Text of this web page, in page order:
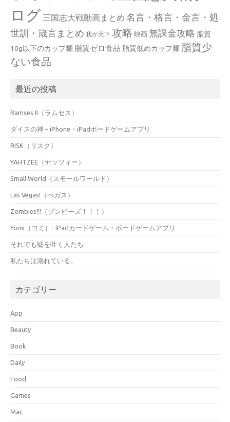
ログ 三国志大戦動画まとめ 名言・格言・金言・処
世訓・箴言まとめ 我が天下 攻略 映画 無課金攻略 脂質
10g以下のカップ麺 脂質ゼロ食品 脂質低めカップ麺 脂質少
ない食品
最近の投稿
Ramses II（ラムセス）
ダイスの神 – iPhone・iPadボードゲームアプリ
RISK（リスク）
YAHTZEE（ヤッツィー）
Small World（スモールワールド）
Las Vegas!（べガス）
Zombies!!!（ゾンビーズ！！！）
Yomi（ヨミ）- iPadカードゲーム・ボードゲームアプリ
それでも嘘を吐く人たち
私たちは溺れている。
カテゴリー
App
Beauty
Book
Daily
Food
Games
Mac